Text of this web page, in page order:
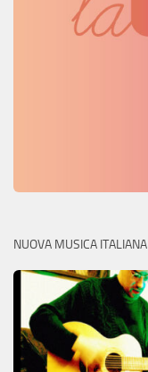
NUOVA MUSICA ITALIANA